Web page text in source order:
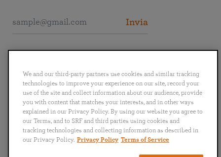
Invia
English Deutsch Español Français
Italiano
Português
日本語 ไทย
We and our third-party partners use cookies and similar tracking
technologies to improve your experience on our site, record your
use of the site and collect information about our audience, provide
you with content that matches your interests, and in other ways
explained in our Privacy Policy. By using our website you agree to
our Terms, and to SRF and third parties using cookies and
tracking technologies and collecting information as described in
our Privacy Policy. Privacy Policy Terms of Service